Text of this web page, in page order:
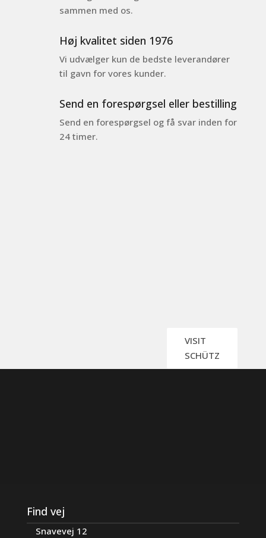
sammen med os.
Høj kvalitet siden 1976
Vi udvælger kun de bedste leverandører
til gavn for vores kunder.
Send en forespørgsel eller bestilling
Send en forespørgsel og få svar inden for
24 timer.
VISIT
SCHÜTZ
Find vej
Snavevej 12